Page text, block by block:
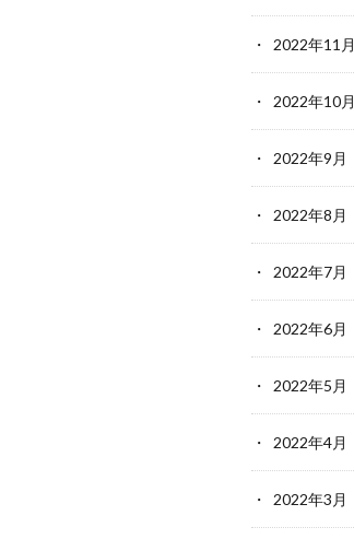
2022年11月
2022年10月
2022年9月
2022年8月
2022年7月
2022年6月
2022年5月
2022年4月
2022年3月